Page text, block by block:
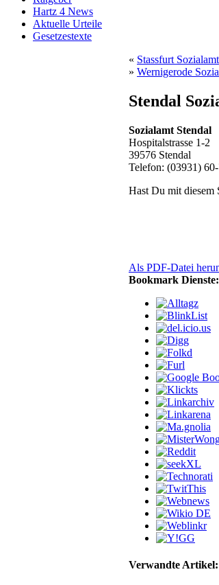
Hartz 4 News
Aktuelle Urteile
Gesetzestexte
« Stassfurt Sozialamt
» Wernigerode
Stendal
Sozialamt Stendal
Hospitalstrasse 1-2
39576 Stendal
Telefon: (03931)
Hast Du mit diesem
Als PDF-Datei
Bookmark Dienste:
Verwandte Artikel: